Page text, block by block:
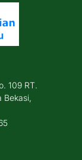
109 RT.
Bekasi,